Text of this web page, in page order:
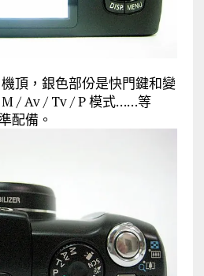
頂，銀色部份是快門鍵和變
/ Av / Tv / P 模式……等
配備。